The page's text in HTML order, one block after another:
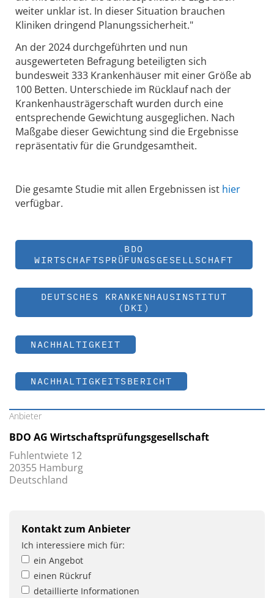
weiter unklar ist. In dieser Situation brauchen
Kliniken dringend Planungssicherheit."
An der 2024 durchgeführten und nun
ausgewerteten Befragung beteiligten sich
bundesweit 333 Krankenhäuser mit einer Größe ab
100 Betten. Unterschiede im Rücklauf nach der
Krankenhausträgerschaft wurden durch eine
entsprechende Gewichtung ausgeglichen. Nach
Maßgabe dieser Gewichtung sind die Ergebnisse
repräsentativ für die Grundgesamtheit.
Die gesamte Studie mit allen Ergebnissen ist hier
verfügbar.
BDO
WIRTSCHAFTSPRÜFUNGSGESELLSCHAFT
DEUTSCHES KRANKENHAUSINSTITUT
(DKI)
NACHHALTIGKEIT
NACHHALTIGKEITSBERICHT
Anbieter
BDO AG Wirtschaftsprüfungsgesellschaft
Fuhlentwiete 12
20355 Hamburg
Deutschland
Kontakt zum Anbieter
Ich interessiere mich für:
ein Angebot
einen Rückruf
detaillierte Informationen